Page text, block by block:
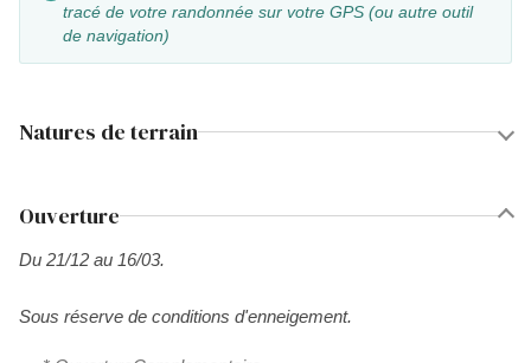
tracé de votre randonnée sur votre GPS (ou autre outil
de navigation)
Natures de terrain
Ouverture
Du 21/12 au 16/03.
Sous réserve de conditions d'enneigement.